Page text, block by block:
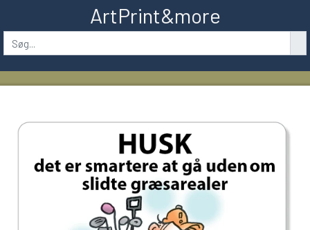
ArtPrint&more